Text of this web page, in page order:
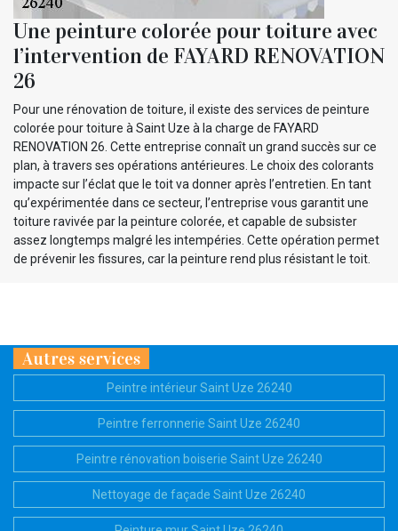
Une peinture colorée pour toiture avec
l’intervention de FAYARD RENOVATION
26
Pour une rénovation de toiture, il existe des services de peinture
colorée pour toiture à Saint Uze à la charge de FAYARD
RENOVATION 26. Cette entreprise connaît un grand succès sur ce
plan, à travers ses opérations antérieures. Le choix des colorants
impacte sur l’éclat que le toit va donner après l’entretien. En tant
qu’expérimentée dans ce secteur, l’entreprise vous garantit une
toiture ravivée par la peinture colorée, et capable de subsister
assez longtemps malgré les intempéries. Cette opération permet
de prévenir les fissures, car la peinture rend plus résistant le toit.
Autres services
Peintre intérieur Saint Uze 26240
Peintre ferronnerie Saint Uze 26240
Peintre rénovation boiserie Saint Uze 26240
Nettoyage de façade Saint Uze 26240